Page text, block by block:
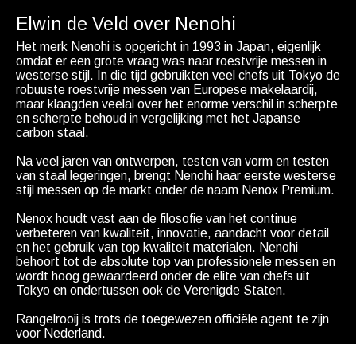
Elwin de Veld over Nenohi
Het merk Nenohi is opgericht in 1993 in Japan, eigenlijk
omdat er een grote vraag was naar roestvrije messen in
westerse stijl. In die tijd gebruikten veel chefs uit Tokyo de
robuuste roestvrije messen van Europese makelaardij,
maar klaagden veelal over het enorme verschil in scherpte
en scherpte behoud in vergelijking met het Japanse
carbon staal.
Na veel jaren van ontwerpen, testen van vorm en testen
van staal legeringen, brengt Nenohi haar eerste westerse
stijl messen op de markt onder de naam Nenox Premium.
Nenox houdt vast aan de filosofie van het continue
verbeteren van kwaliteit, innovatie, aandacht voor detail
en het gebruik van top kwaliteit materialen. Nenohi
behoort tot de absolute top van professionele messen en
wordt hoog gewaardeerd onder de elite van chefs uit
Tokyo en ondertussen ook de Verenigde Staten.
Rangelrooij is trots de toegewezen officiële agent te zijn
voor Nederland.